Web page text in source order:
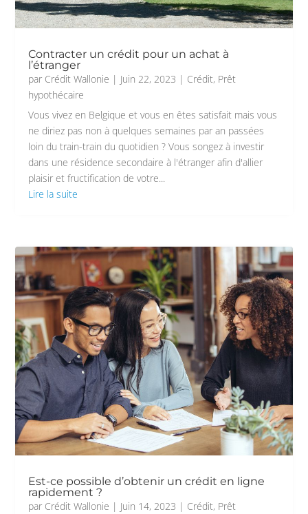
Contracter un crédit pour un achat à
l’étranger
par Crédit Wallonie | Juin 22, 2023 | Crédit, Prêt
hypothécaire
Vous vivez en Belgique et vous en êtes satisfait mais vous
ne diriez pas non à quelques semaines par an passées
loin du train-train du quotidien ? Vous songez à investir
dans une résidence secondaire à l'étranger afin d'allier
plaisir et fructification de votre...
Lire la suite
Est-ce possible d’obtenir un crédit en ligne
rapidement ?
par Crédit Wallonie | Juin 14, 2023 | Crédit, Prêt